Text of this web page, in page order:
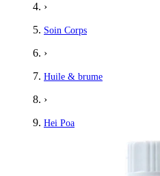
›
Soin Corps
›
Huile & brume
›
Hei Poa